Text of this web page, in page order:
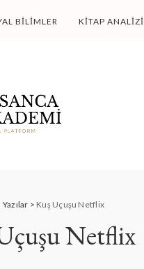
BILIMLER KITAP ANALIZI
> Kuş Uçuşu Netflix
Netflix